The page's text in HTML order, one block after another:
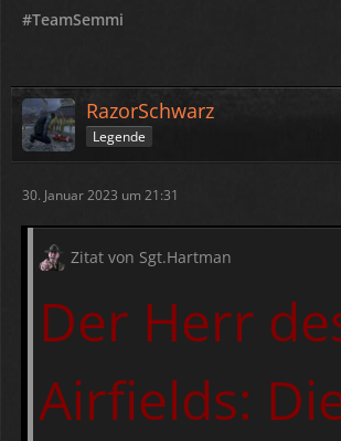
#TeamSemmi
RazorSchwarz
Legende
30. Januar 2023 um 21:31
Zitat von Sgt.Hartman
Der Herr
Airfields: